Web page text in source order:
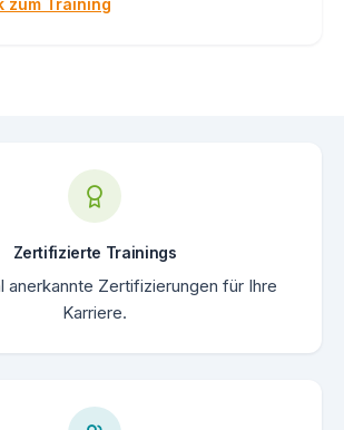
Zertifizierte Trainings
anerkannte Zertifizierungen für Ihre
Karriere.